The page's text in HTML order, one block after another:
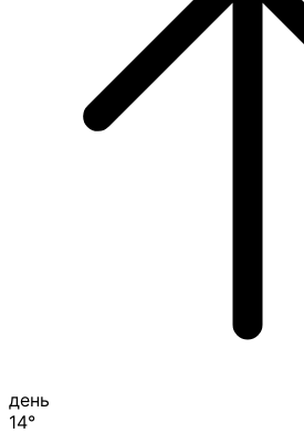
день
14°